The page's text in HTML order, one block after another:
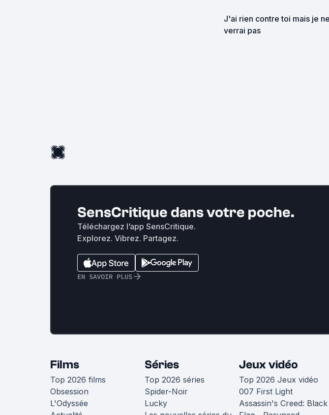
J'ai rien contre toi mais je
verrai pas
SensCritique dans votre poche.
Téléchargez l’app SensCritique.
Explorez. Vibrez. Partagez.
EN SAVOIR PLUS
Films
Top 2026 films
Obsession
L'Odyssée
Séries
Top 2026 séries
Spider-Noir
Lucky
Jeux vidéo
Top 2026 Jeux vidéo
007 First Light
Assassin's Creed: Black